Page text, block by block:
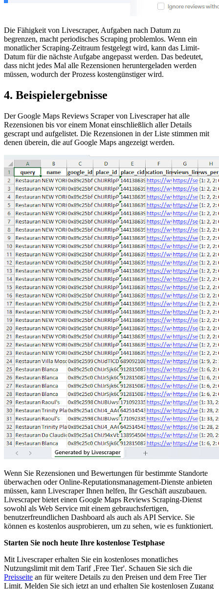
Die Fähigkeit von Livescraper, Aufgaben nach Datum zu
begrenzen, macht periodisches Scraping problemlos. Wenn ein
monatlicher Scraping-Zeitraum festgelegt wird, kann das Limit-
Datum für die nächste Aufgabe angepasst werden. Das bedeutet,
dass nicht jedes Mal alle Rezensionen heruntergeladen werden
müssen, wodurch der Prozess kostengünstiger wird.
4. Beispielergebnisse
Der Google Maps Reviews Scraper von Livescraper hat alle
Rezensionen bis vor einem Monat einschließlich aller Details
gescrapt und aufgelistet. Die Rezensionen in der Liste stimmen mit
denen überein, die auf Google Maps angezeigt werden.
Wenn Sie Rezensionen und Bewertungen für bestimmte Standorte
überwachen oder Online-Reputationsmanagement-Dienste anbieten
müssen, kann Livescraper Ihnen helfen, Ihr Geschäft auszubauen.
Livescraper bietet einen Google Maps Reviews Scraping-Dienst
sowohl als Web Service mit einem gebrauchsfertigen,
benutzerfreundlichen Dashboard als auch als API Service. Sie
können es kostenlos ausprobieren, um zu sehen, wie es funktioniert.
Starten Sie noch heute Ihre kostenlose Testphase
Mit Livescraper erhalten Sie ein kostenloses monatliches
Nutzungslimit mit dem Tarif ‚Free Tier'. Schauen Sie sich die
Preisseite an für weitere Details zu den Preisen und dem Free Tier
Limit. Melden Sie sich jetzt an und erhalten Sie kostenlosen Zugang